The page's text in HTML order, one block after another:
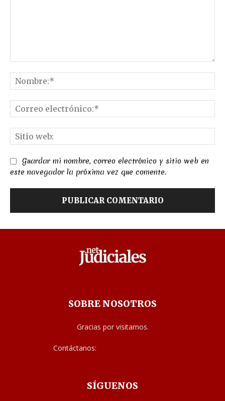
Guardar mi nombre, correo electrónico y sitio web en
este navegador la próxima vez que comente.
SOBRE NOSOTROS
Gracias por visitarnos.
Contáctanos:
SÍGUENOS